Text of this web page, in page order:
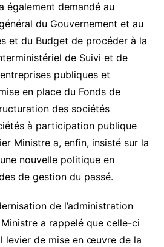
également demandé au
du Gouvernement et au
et du Budget de procéder à la
de Suivi et de
publiques et
en place du Fonds de
des sociétés
à participation publique
Ministre a, enfin, insisté sur la
nouvelle politique en
de gestion du passé.
de l’administration
a rappelé que celle-ci
levier de mise en œuvre de la